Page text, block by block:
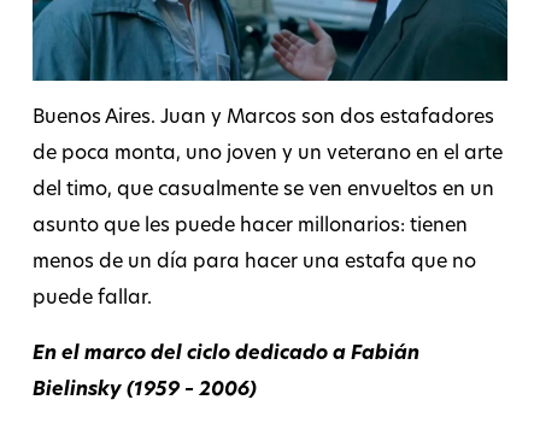
Buenos Aires. Juan y Marcos son dos estafadores
de poca monta, uno joven y un veterano en el arte
del timo, que casualmente se ven envueltos en un
asunto que les puede hacer millonarios: tienen
menos de un día para hacer una estafa que no
puede fallar.
En el marco del ciclo dedicado a Fabián
Bielinsky (1959 – 2006)